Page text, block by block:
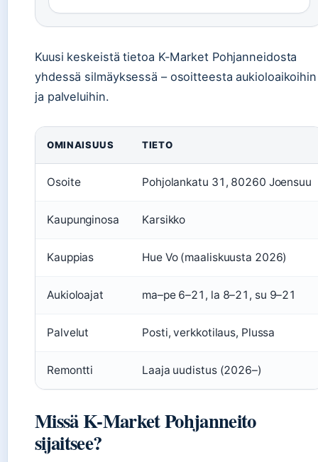
Kuusi keskeistä tietoa K-Market Pohjanneidosta
yhdessä silmäyksessä – osoitteesta aukioloaikoihin
ja palveluihin.
OMINAISUUS TIETO
Osoite Pohjolankatu 31, 80260 Joensuu
Kaupunginosa Karsikko
Kauppias Hue Vo (maaliskuusta 2026)
Aukioloajat ma–pe 6–21, la 8–21, su 9–21
Palvelut Posti, verkkotilaus, Plussa
Remontti Laaja uudistus (2026–)
Missä K-Market Pohjanneito
sijaitsee?